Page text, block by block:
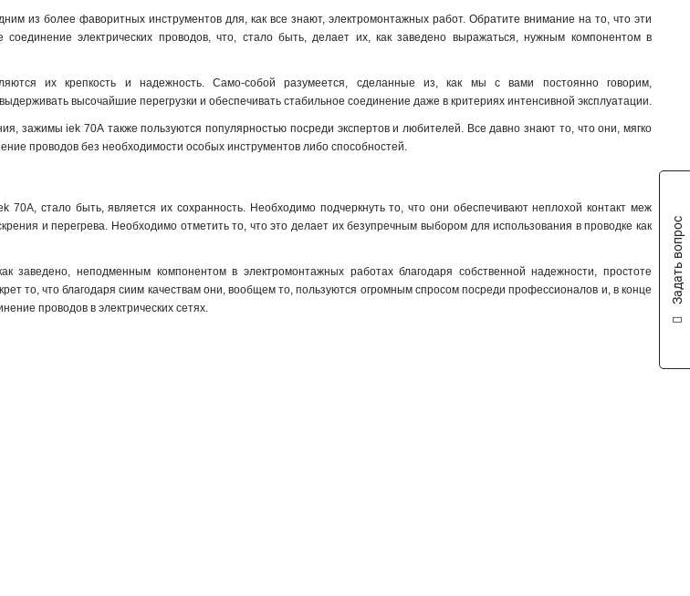
2в-15/25 7
2в-25
2в-4
из более фаворитных инструментов для, как все знают, электромонтажных работ. Обратите внимание на то, что эти
электрических проводов, что, стало быть, делает их, как заведено выражаться, нужным компонентом в
их крепкость и надежность. Само-собой разумеется, сделанные из, как мы с вами постоянно говорим,
высочайшие перегрузки и обеспечивать стабильное соединение даже в критериях интенсивной эксплуатации.
зажимы iek 70А также пользуются популярностью посреди экспертов и любителей. Все давно знают то, что они, мягко
проводов без необходимости особых инструментов либо способностей.
стало быть, является их сохранность. Необходимо подчеркнуть то, что они обеспечивают неплохой контакт меж
и перегрева. Необходимо отметить то, что это делает их безупречным выбором для использования в проводке как
заведено, неподменным компонентом в электромонтажных работах благодаря собственной надежности, простоте
то, что благодаря сиим качествам они, вообщем то, пользуются огромным спросом посреди профессионалов и, в конце
проводов в электрических сетях.
Задать вопрос